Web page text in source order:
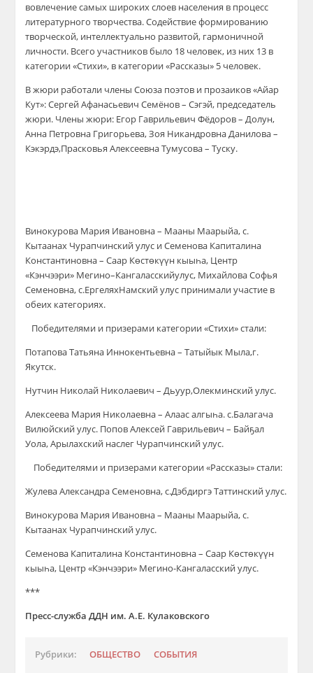
вовлечение самых широких слоев населения в процесс
литературного творчества.Содействие формированию
творческой, интеллектуально развитой, гармоничной
личности. Всего участников было 18 человек, из них 13 в
категории «Стихи», в категории «Рассказы» 5 человек.
Вжюри работали члены Союза поэтов и прозаиков«Айар
Кут»:Сергей АфанасьевичСемёнов– Сэгэй, председатель
жюри. Члены жюри: Егор Гаврильевич Фёдоров– Долун,
Анна Петровна Григорьева,Зоя НикандровнаДанилова –
Кэкэрдэ,ПрасковьяАлексеевна Тумусова – Туску.
Винокурова Мария Ивановна– Мааны Маарыйа,с.
Кытаанах Чурапчинскийулус иСеменова Капиталина
Константиновна–Саар Көстөкүүн кыыһа, Центр
«Кэнчээри» Мегино–Кангаласскийулус, Михайлова Софья
Семеновна,с.ЕргеляхНамскийулус принимали участие в
обеих категориях.
Победителями и призерами категории «Стихи» стали:
Потапова Татьяна Иннокентьевна –Татыйык Мыла,г.
Якутск.
Нутчин Николай Николаевич –Дьуур,Олекминский улус.
Алексеева Мария Николаевна–Алаас алгыһа.с.Балагача
Вилюйскийулус. Попов Алексей Гаврильевич – Байҕал
Уола,Арылахский наслег Чурапчинскийулус.
Победителями и призерами категории «Рассказы» стали:
Жулева Александра Семеновна,с.Дэбдиргэ Таттинскийулус.
Винокурова Мария Ивановна– Мааны Маарыйа,с.
Кытаанах Чурапчинскийулус.
Семенова Капиталина Константиновна – Саар Көстөкүүн
кыыһа, Центр«Кэнчээри» Мегино-Кангаласскийулус.
***
Пресс-служба ДДН им. А.Е. Кулаковского
Рубрики: ОБЩЕСТВО СОБЫТИЯ